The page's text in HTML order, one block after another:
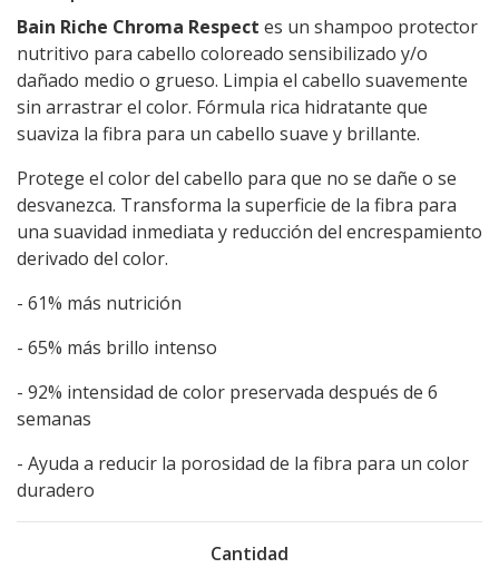
Bain Riche Chroma Respect es un shampoo protector
nutritivo para cabello coloreado sensibilizado y/o
dañado medio o grueso. Limpia el cabello suavemente
sin arrastrar el color. Fórmula rica hidratante que
suaviza la fibra para un cabello suave y brillante.
Protege el color del cabello para que no se dañe o se
desvanezca. Transforma la superficie de la fibra para
una suavidad inmediata y reducción del encrespamiento
derivado del color.
- 61% más nutrición
- 65% más brillo intenso
- 92% intensidad de color preservada después de 6
semanas
- Ayuda a reducir la porosidad de la fibra para un color
duradero
Cantidad